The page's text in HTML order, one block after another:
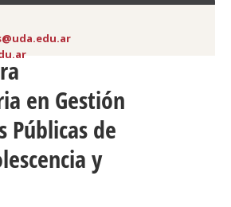
en Gestión
Públicas de
y